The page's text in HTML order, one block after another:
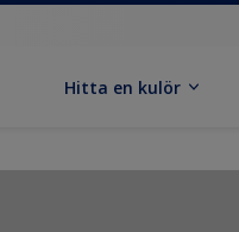
Hitta en kulör